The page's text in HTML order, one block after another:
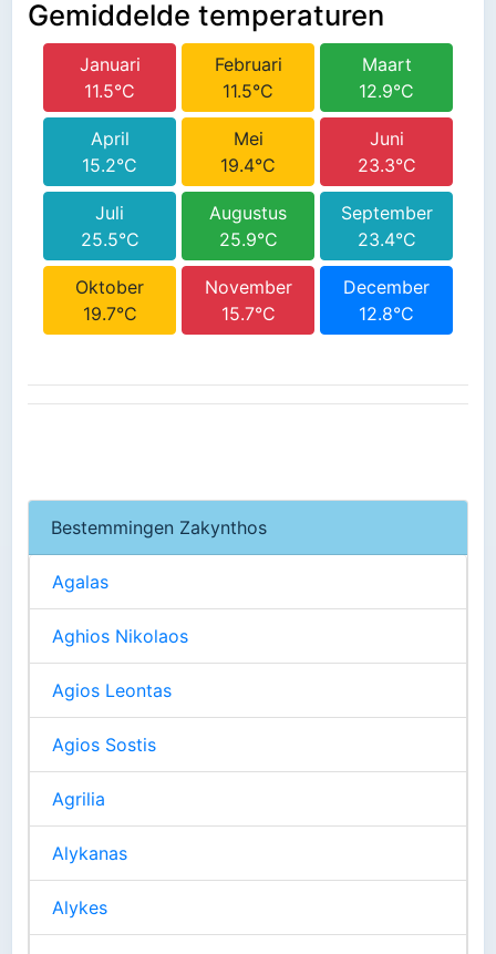
Gemiddelde temperaturen
Januari
11.5°C
Februari
11.5°C
Maart
12.9°C
April
15.2°C
Mei
19.4°C
Juni
23.3°C
Juli
25.5°C
Augustus
25.9°C
September
23.4°C
Oktober
19.7°C
November
15.7°C
December
12.8°C
Bestemmingen Zakynthos
Agalas
Aghios Nikolaos
Agios Leontas
Agios Sostis
Agrilia
Alykanas
Alykes